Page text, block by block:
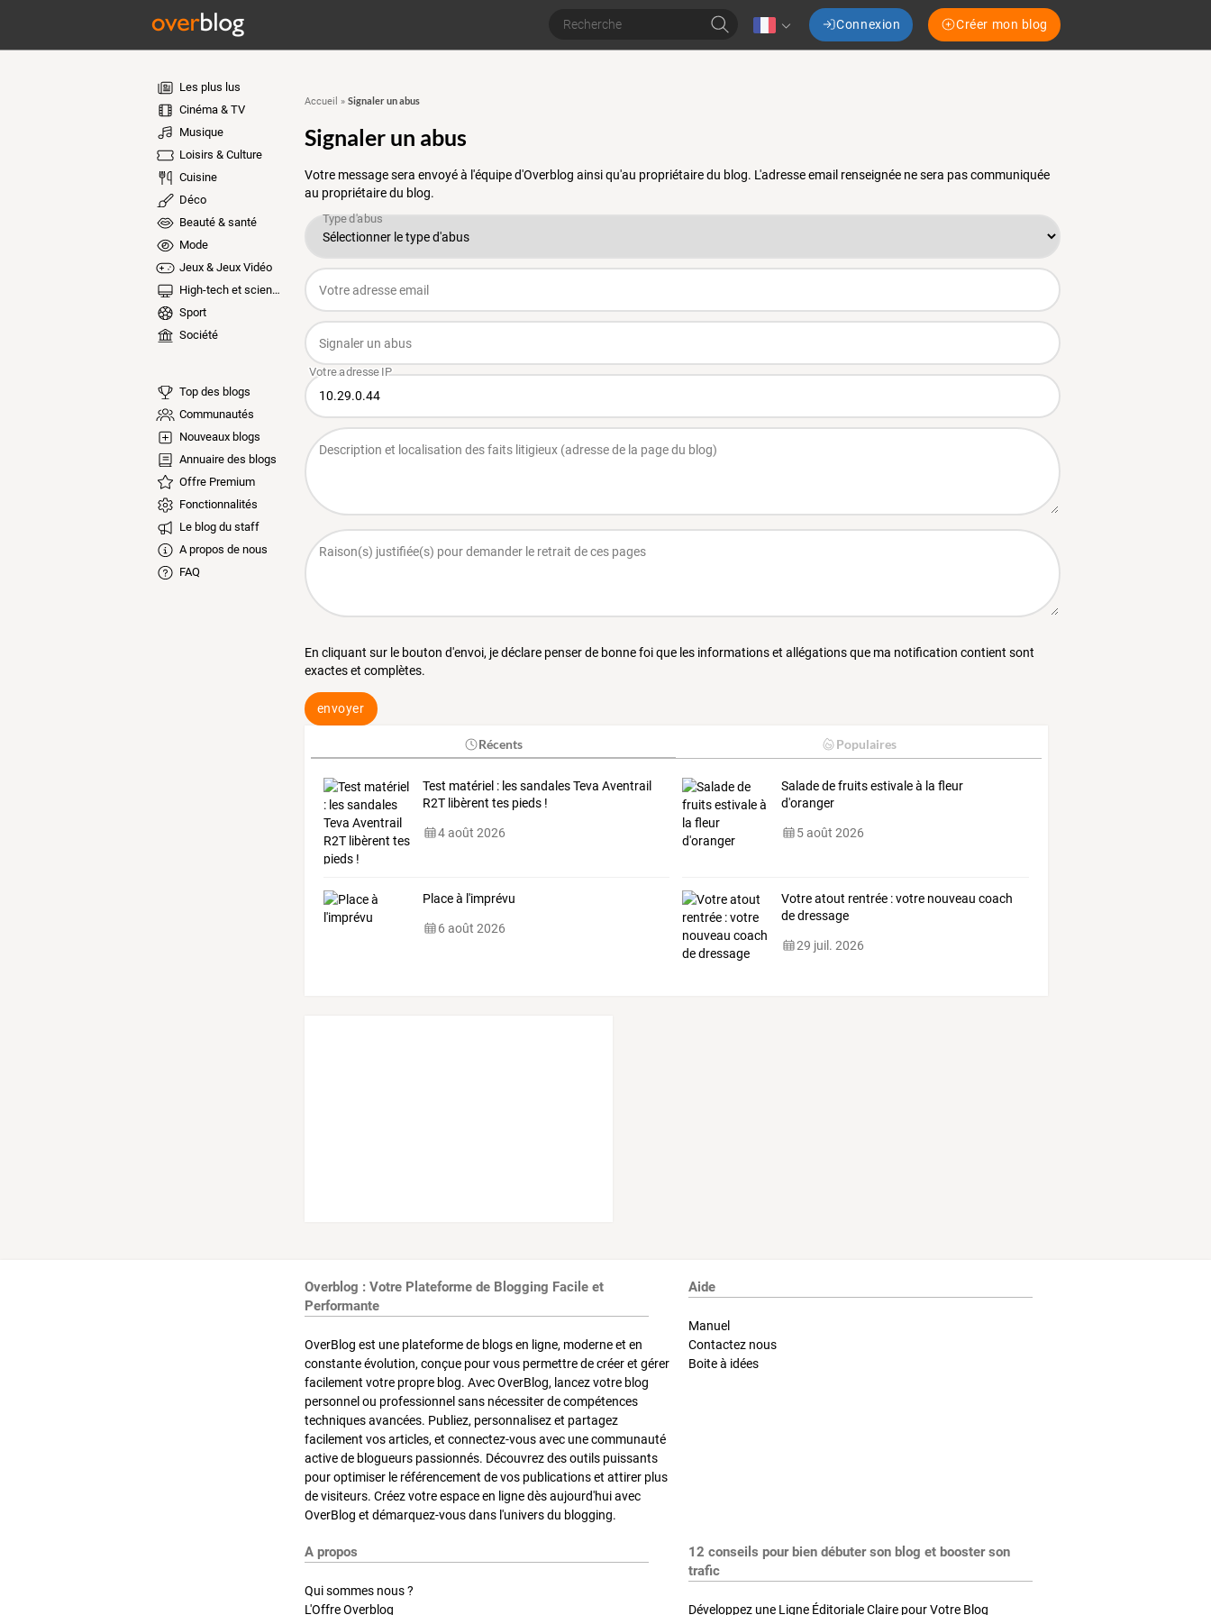
Connexion Créer mon blog
Les plus lus
Cinéma & TV
Musique
Loisirs & Culture
Cuisine
Déco
Beauté & santé
Mode
Jeux & Jeux Vidéo
High-tech et sciences
Sport
Société
Top des blogs
Communautés
Nouveaux blogs
Annuaire des blogs
Offre Premium
Fonctionnalités
Le blog du staff
A propos de nous
FAQ
Accueil » Signaler un abus
Signaler un abus
Votre message sera envoyé à l'équipe d'Overblog ainsi qu'au propriétaire du blog. L'adresse email renseignée ne sera pas communiquée
au propriétaire du blog.
En cliquant sur le bouton d'envoi, je déclare penser de bonne foi que les informations et allégations que ma notification contient sont
exactes et complètes.
envoyer
Récents Populaires
Test matériel : les sandales Teva Aventrail
R2T libèrent tes pieds !
4 août 2026
Salade de fruits estivale à la fleur
d'oranger
5 août 2026
Place à l'imprévu
6 août 2026
Votre atout rentrée : votre nouveau coach
de dressage
29 juil. 2026
Overblog : Votre Plateforme de Blogging Facile et
Performante
OverBlog est une plateforme de blogs en ligne, moderne et en
constante évolution, conçue pour vous permettre de créer et gérer
facilement votre propre blog. Avec OverBlog, lancez votre blog
personnel ou professionnel sans nécessiter de compétences
techniques avancées. Publiez, personnalisez et partagez
facilement vos articles, et connectez-vous avec une communauté
active de blogueurs passionnés. Découvrez des outils puissants
pour optimiser le référencement de vos publications et attirer plus
de visiteurs. Créez votre espace en ligne dès aujourd'hui avec
OverBlog et démarquez-vous dans l'univers du blogging.
Aide
Manuel
Contactez nous
Boite à idées
A propos
Qui sommes nous ?
L'Offre Overblog
12 conseils pour bien débuter son blog et booster son
trafic
Développez une Ligne Éditoriale Claire pour Votre Blog